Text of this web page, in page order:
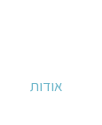
אודות